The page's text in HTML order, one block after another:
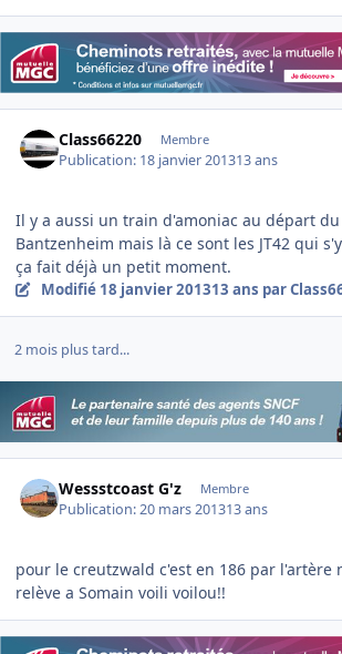
Class66220 Membre
Publication: 18 janvier 201313 ans
Il y a aussi un train d'amoniac au départ
Bantzenheim mais là ce sont les JT42 qui
ça fait déjà un petit moment.
Modifié 18 janvier 201313 ans par
2 mois plus tard...
Wessstcoast G'z Membre
Publication:20 mars 201313 ans
pour le creutzwald c'est en 186 par l'artère
relève a Somain voili voilou!!